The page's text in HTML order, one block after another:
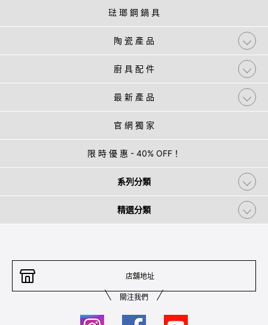
琺 瑯 鋼 鍋 具
陶 瓷 產 品
廚 具 配 件
最 新 產 品
官 網 獨 家
限 時 優 惠 - 40% OFF！
系列分類
精選分類
店舖地址
關注我們